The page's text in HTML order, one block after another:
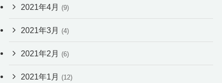
2021年4月 (9)
2021年3月 (4)
2021年2月 (6)
2021年1月 (12)